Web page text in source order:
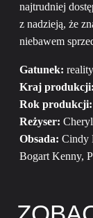
najtrudniej
z nadzieją, że
niebawem
Gatunek:
Kraj produkcji:
Rok produkcji:
Reżyser:
Obsada: Cindy
Bogart Kenny,